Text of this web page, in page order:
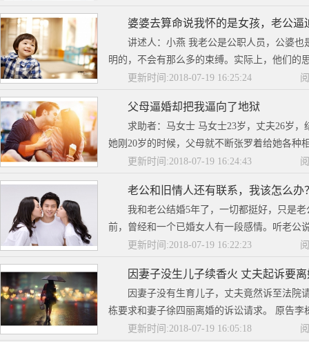
婆婆去算命说我怀的是女孩，老公逼
讲述人：小燕 我老公是公职人员，公婆
明的，不会有那么多的束缚。实际上，他们的
更新时间:2018-07-19 16:25:24
父母逼婚却把我逼向了地狱
求助者：马女士 马女士23岁，丈夫26岁
她刚20岁的时候，父母就不断张罗着给她各种
更新时间:2018-07-19 16:24:43
老公和旧情人还有联系，我该怎么办
我和老公结婚5年了，一切都挺好，只是
前，曾经和一个已婚女人有一段感情。听老公
更新时间:2018-07-19 16:22:23
因妻子没生儿子续香火 丈夫起诉要离
因妻子没有生育儿子，丈夫竟然诉至法院
栋要求和妻子徐四丽离婚的诉讼请求。 原告李
更新时间:2018-07-19 16:05:18